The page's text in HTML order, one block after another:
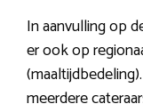
In aanvulling op
er ook op